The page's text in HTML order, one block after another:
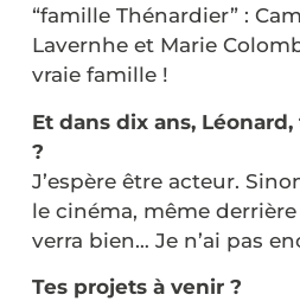
“famille Thénardier” :
Lavernhe et Marie
vraie famille !
Et dans dix ans,
?
J’espère être acteur.
le cinéma, même
verra bien… Je n’ai pas
Tes projets à venir ?